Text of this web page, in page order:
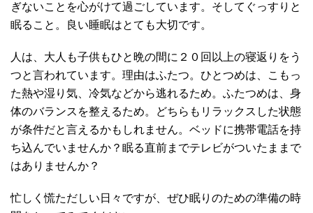
ぎないことを心がけて過ごしています。 そしてぐっすりと
眠ること。
良い睡眠はとても大切です。
人は、大人も子供もひと晩の間に２０回以上の寝返りをう
つと言われています。 理由はふたつ。 ひとつめは、こもっ
た熱や湿り気、冷気などから逃れるため。 ふたつめは、身
体のバランスを整えるため。
どちらもリラックスした状態
が条件だと言えるかもしれません。 ベッドに携帯電話を持
ち込んでいませんか？ 眠る直前までテレビがついたままで
はありませんか？
忙しく慌ただしい日々ですが、ぜひ眠りのための準備の時